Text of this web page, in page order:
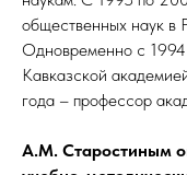
общественных наук в
Одновременно с 1994
Кавказской
года – профессор
А.М. Старостиным